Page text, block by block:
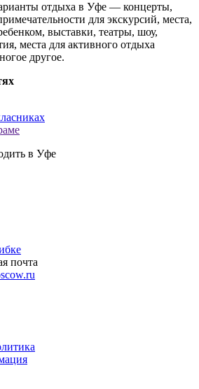
отдыха в Уфе — концерты,
для экскурсий, места,
выставки, театры, шоу,
места для активного отдыха
другое.
в Уфе
почта